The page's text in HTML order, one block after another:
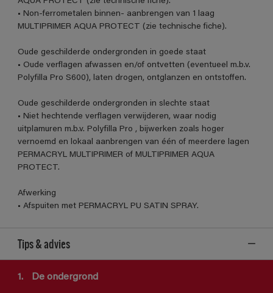
• Non-ferrometalen binnen- aanbrengen van 1 laag
MULTIPRIMER AQUA PROTECT (zie technische fiche).
Oude geschilderde ondergronden in goede staat
• Oude verflagen afwassen en/of ontvetten (eventueel m.b.v.
Polyfilla Pro S600), laten drogen, ontglanzen en ontstoffen.
Oude geschilderde ondergronden in slechte staat
• Niet hechtende verflagen verwijderen, waar nodig
uitplamuren m.b.v. Polyfilla Pro , bijwerken zoals hoger
vernoemd en lokaal aanbrengen van één of meerdere lagen
PERMACRYL MULTIPRIMER of MULTIPRIMER AQUA
PROTECT.
Afwerking
• Afspuiten met PERMACRYL PU SATIN SPRAY.
Tips & advies
1. De ondergrond